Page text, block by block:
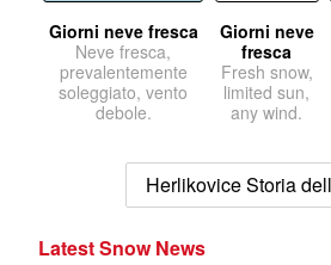
Giorni neve fresca
Neve fresca,
prevalentemente
soleggiato, vento
debole.
Giorni neve
fresca
Fresh snow,
limited sun,
any wind.
Herlikovice Storia